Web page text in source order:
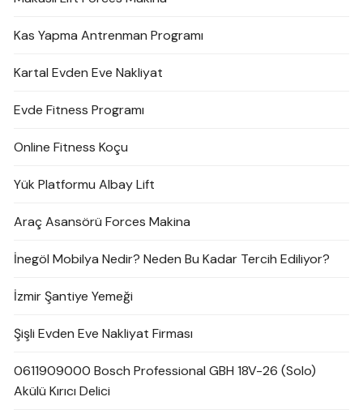
Kas Yapma Antrenman Programı
Kartal Evden Eve Nakliyat
Evde Fitness Programı
Online Fitness Koçu
Yük Platformu Albay Lift
Araç Asansörü Forces Makina
İnegöl Mobilya Nedir? Neden Bu Kadar Tercih Ediliyor?
İzmir Şantiye Yemeği
Şişli Evden Eve Nakliyat Firması
0611909000 Bosch Professional GBH 18V-26 (Solo)
Akülü Kırıcı Delici